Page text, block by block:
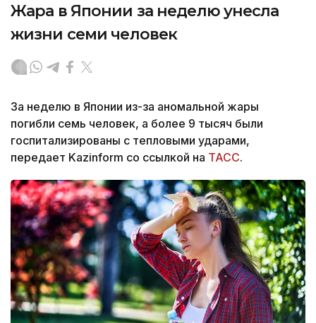
Жара в Японии за неделю унесла
жизни семи человек
За неделю в Японии из-за аномальной жары
погибли семь человек, а более 9 тысяч были
госпитализированы с тепловыми ударами,
передает Kazinform со ссылкой на ТАСС.